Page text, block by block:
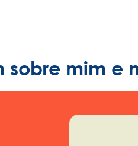
sobre mim e